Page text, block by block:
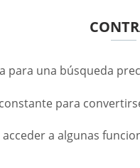
para una búsqueda
para
acceder a algunas